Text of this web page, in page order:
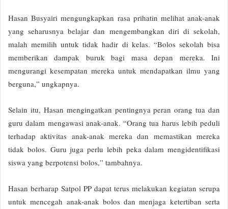
Hasan Busyairi mengungkapkan rasa prihatin melihat anak-anak
yang seharusnya belajar dan mengembangkan diri di sekolah,
malah memilih untuk tidak hadir di kelas. “Bolos sekolah bisa
memberikan dampak buruk bagi masa depan mereka. Ini
mengurangi kesempatan mereka untuk mendapatkan ilmu yang
berguna,” ungkapnya.
Selain itu, Hasan mengingatkan pentingnya peran orang tua dan
guru dalam mengawasi anak-anak. “Orang tua harus lebih peduli
terhadap aktivitas anak-anak mereka dan memastikan mereka
tidak bolos. Guru juga perlu lebih peka dalam mengidentifikasi
siswa yang berpotensi bolos,” tambahnya.
Hasan berharap Satpol PP dapat terus melakukan kegiatan serupa
untuk mencegah anak-anak bolos dan menjaga ketertiban serta